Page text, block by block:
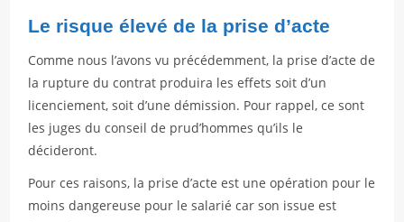
Le risque élevé de la prise d’acte
Comme nous l’avons vu précédemment, la prise d’acte de
la rupture du contrat produira les effets soit d’un
licenciement, soit d’une démission. Pour rappel, ce sont
les juges du conseil de prud’hommes qu’ils le
décideront.
Pour ces raisons, la prise d’acte est une opération pour le
moins dangereuse pour le salarié car son issue est